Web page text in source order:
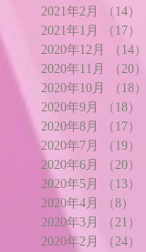
2021年2月
（14）
2021年1月
（17）
2020年12月
（14）
2020年11月
（20）
2020年10月
（18）
2020年9月
（18）
2020年8月
（17）
2020年7月
（19）
2020年6月
（20）
2020年5月
（13）
2020年4月
（8）
2020年3月
（21）
2020年2月
（24）